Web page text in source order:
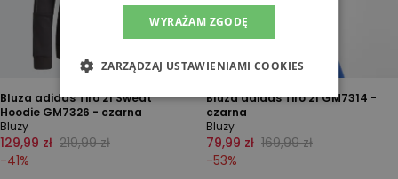
Bluza adidas Tiro 21 Sweat
Hoodie GM7326 - czarna
Bluzy
129,99 zł 219,99 zł
-41%
Bluza adidas Tiro 21 GM7314 -
czarna
Bluzy
79,99 zł 169,99 zł
-53%
WYRAŻAM ZGODĘ
ZARZĄDZAJ USTAWIENIAMI COOKIES